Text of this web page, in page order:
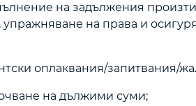
на задължения
на права и
оплаквания/запитвания/
на дължими суми;